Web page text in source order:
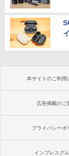
本サイトのご利用
広告掲載のご
プライバシーポ
インプレスグ